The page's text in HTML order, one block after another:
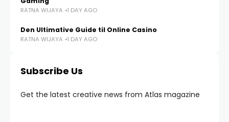
RATNA WIJAYA 1 DAY AGO
Den Ultimative Guide til Online Casino
RATNA WIJAYA 1 DAY AGO
Subscribe Us
Get the latest creative news from Atlas magazine